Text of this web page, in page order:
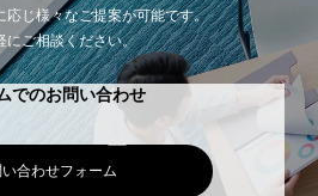
応じ様々なご提案が可能です。
にご相談ください。
でのお問い合わせ
い合わせフォーム